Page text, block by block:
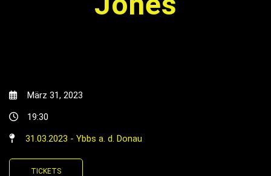
März 31, 2023
19:30
31.03.2023 - Ybbs a. d. Donau
TICKETS